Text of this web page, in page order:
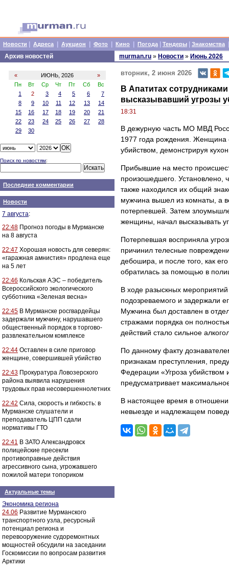
Новости Адреса Аукцион Фото Кино Погода Тендеры Знакомства
Архив новостей
« ИЮНЬ, 2026
»
Пн
Вт Ср Чт Пт Сб
Вс
1
2 3 4 5 6
7
8
9 10 11 12 13
14
15
16 17 18 19 20
21
22
23 24 25 26 27
28
29
30
Поиск по новостям:
Последние комментарии
Новости
7 августа:
22:48 Прогноз погоды в Мурманске
на 8 августа
22:47 Хорошая новость для северян:
«гаражная амнистия» продлена еще
на 5 лет
22:46 Кольская АЭС – победитель
Всероссийского экологического
субботника «Зеленая весна»
22:45 В Мурманске росгвардейцы
задержали мужчину, нарушавшего
общественный порядок в торгово-
развлекательном комплексе
22:44 Оставлен в силе приговор
женщине, совершившей убийство
22:43 Прокуратура Ловозерского
района выявила нарушения
трудовых прав несовершеннолетних
22:42 Сила, скорость и гибкость: в
Мурманске слушатели и
преподаватель ЦПП сдали
нормативы ГТО
22:41 В ЗАТО Александровск
полицейские пресекли
противоправные действия
агрессивного сына, угрожавшего
пожилой матери топориком
Актуальные темы
Экономика региона
24.06 Развитие Мурманского
транспортного узла, ресурсный
потенциал региона и
перевооружение судоремонтных
мощностей обсудили на заседании
Госкомиссии по вопросам развития
Арктики
murman.ru » Новости » Июнь 2026
вторник, 2 июня 2026
В Апатитах
высказывавший угрозы
18:31
В дежурную часть МО МВД
1977 года рождения. Женщина
убийством, демонстрируя
Прибывшие на место
произошедшего. Установлено,
также находился их общий
мужчина вышел из комнаты, а
потерпевшей. Затем
женщины, начал высказывать
Потерпевшая восприняла
причинил телесные
дебошира, и после того, как
обратилась за помощью в
В ходе разыскных
подозреваемого и задержали
Мужчина был доставлен в
стражами порядка он
действий стало сильное
По данному факту
признакам преступления,
Федерации «Угроза убийством
предусматривает
В настоящее время в
невыезде и надлежащем